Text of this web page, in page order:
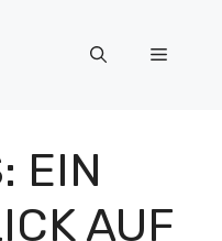
Menü
EIN
AUF